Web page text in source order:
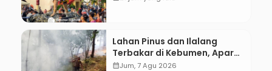
Lahan Pinus dan Ilalang
Terbakar di Kebumen, Aparat
dan Warga Padamkan Api
calendar_monthJum, 7 Agu 2026